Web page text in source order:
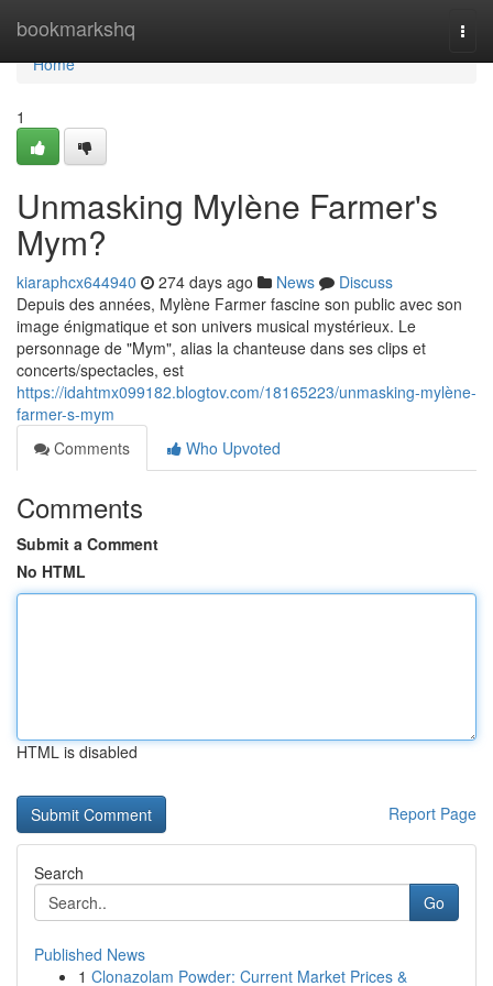
bookmarkshq
Home
Home
1
Unmasking Mylène Farmer's
Mym?
kiaraphcx644940 274 days ago News
Discuss
Depuis des années, Mylène Farmer fascine son public avec son
image énigmatique et son univers musical mystérieux. Le
personnage de "Mym", alias la chanteuse dans ses clips et
concerts/spectacles, est
https://idahtmx099182.blogtov.com/18165223/unmasking-mylène-
farmer-s-mym
Comments
Who Upvoted
Comments
Submit a Comment
No HTML
HTML is disabled
Report Page
Search
Go
Published News
1 Clonazolam Powder: Current Market Prices &